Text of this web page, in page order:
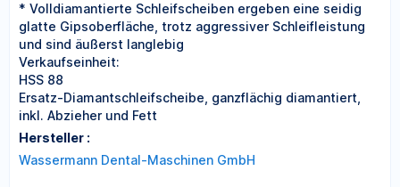
* Volldiamantierte Schleifscheiben ergeben eine seidig
glatte Gipsoberfläche, trotz aggressiver Schleifleistung
und sind äußerst langlebig
Verkaufseinheit:
HSS 88
Ersatz-Diamantschleifscheibe, ganzflächig diamantiert,
inkl. Abzieher und Fett
Hersteller :
Wassermann Dental-Maschinen GmbH